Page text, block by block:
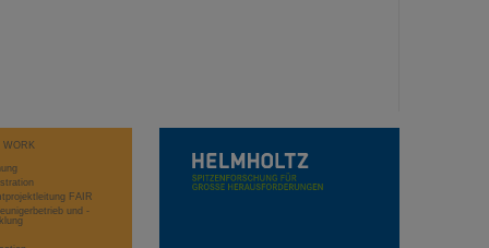
WORK
FAIR
und -